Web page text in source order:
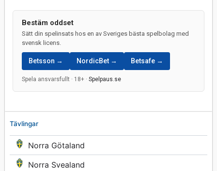
Tävlingar
Norra Götaland
Norra Svealand
Bestäm oddset
Sätt din spelinsats hos en av Sveriges bästa spelbolag med
svensk licens.
Betsson → NordicBet → Betsafe →
Spela ansvarsfullt · 18+ · Spelpaus.se